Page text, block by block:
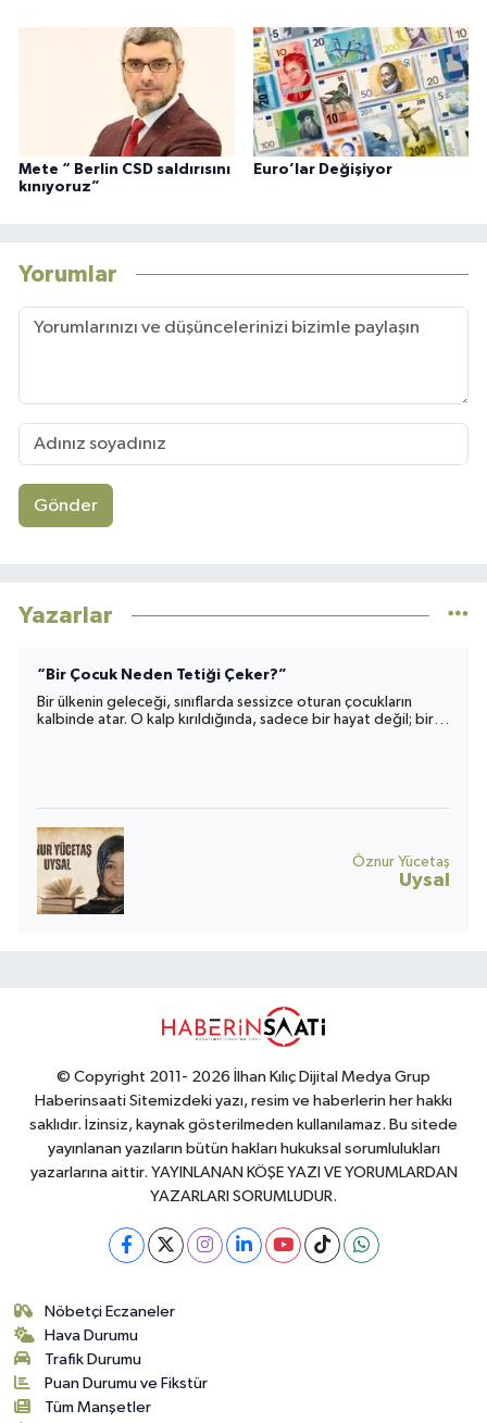
Mete “ Berlin CSD saldırısını
kınıyoruz”
Euro’lar Değişiyor
Yorumlar
Gönder
Yazarlar
“Bir Çocuk Neden Tetiği Çeker?”
Bir ülkenin geleceği, sınıflarda sessizce oturan çocukların
kalbinde atar. O kalp kırıldığında, sadece bir hayat değil; bir
Öznur Yücetaş
Uysal
© Copyright 2011- 2026 İlhan Kılıç Dijital Medya Grup
Haberinsaati Sitemizdeki yazı, resim ve haberlerin her hakkı
saklıdır. İzinsiz, kaynak gösterilmeden kullanılamaz. Bu sitede
yayınlanan yazıların bütün hakları hukuksal sorumlulukları
yazarlarına aittir. YAYINLANAN KÖŞE YAZI VE YORUMLARDAN
YAZARLARI SORUMLUDUR.
Nöbetçi Eczaneler
Hava Durumu
Trafik Durumu
Puan Durumu ve Fikstür
Tüm Manşetler